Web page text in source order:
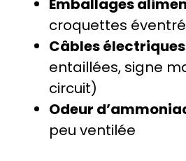
croquettes
Câbles
entaillées, signe
circuit)
Odeur
peu ventilée